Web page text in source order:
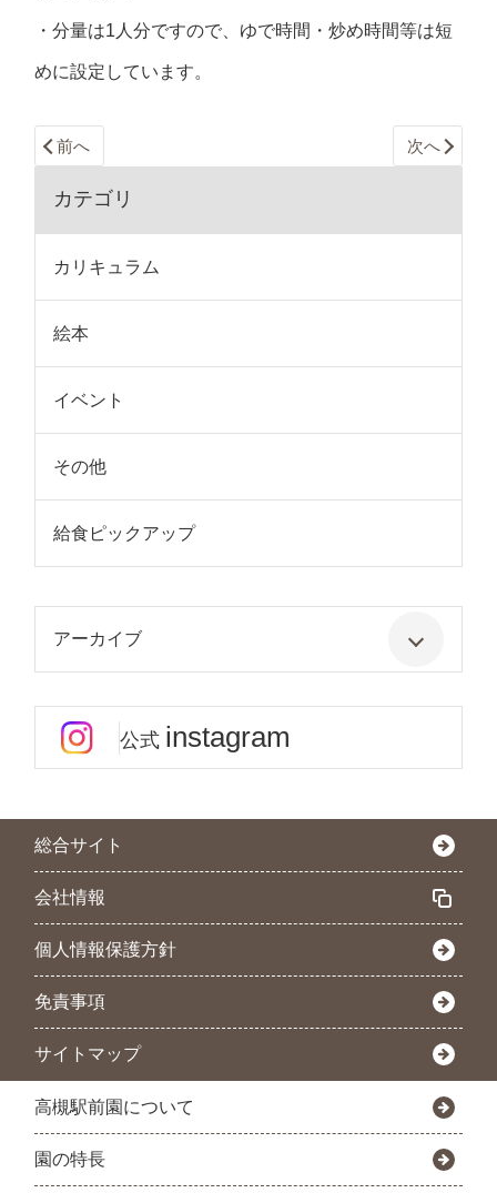
・分量は1人分ですので、ゆで時間・炒め時間等は短
めに設定しています。
前へ 次へ
カテゴリ
カリキュラム
絵本
イベント
その他
給食ピックアップ
アーカイブ
公式 instagram
総合サイト
会社情報
個人情報保護方針
免責事項
サイトマップ
高槻駅前園について
園の特長